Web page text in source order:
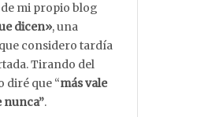
mi propio blog
dicen», una
considero tardía
Tirando del
diré que “más vale
nunca”.